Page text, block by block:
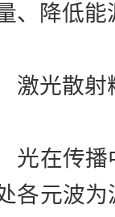
、降低
光散射
在传播中
各元波